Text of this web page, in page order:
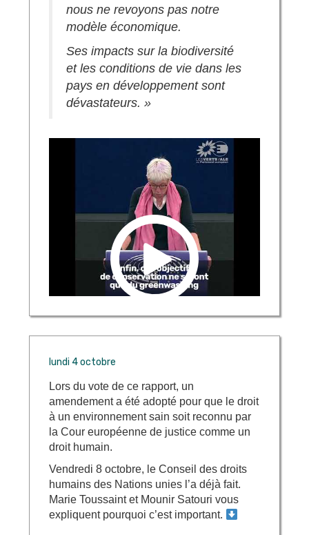
nous ne revoyons pas notre
modèle économique.
Ses impacts sur la biodiversité
et les conditions de vie dans les
pays en développement sont
dévastateurs. »
lundi 4 octobre
Lors du vote de ce rapport, un
amendement a été adopté pour que le droit
à un environnement sain soit reconnu par
la Cour européenne de justice comme un
droit humain.
Vendredi 8 octobre, le Conseil des droits
humains des Nations unies l’a déjà fait.
Marie Toussaint et Mounir Satouri vous
expliquent pourquoi c’est important.